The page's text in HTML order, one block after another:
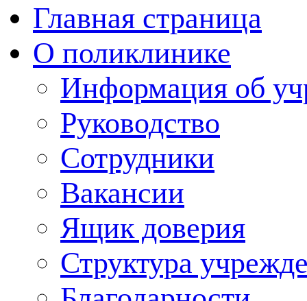
Главная страница
О поликлинике
Информация об
Руководство
Сотрудники
Вакансии
Ящик доверия
Структура